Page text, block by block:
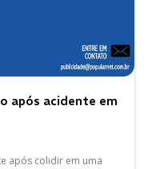
após acidente em
após colidir em uma